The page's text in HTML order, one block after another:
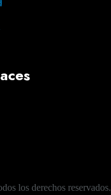
los derechos reservados.